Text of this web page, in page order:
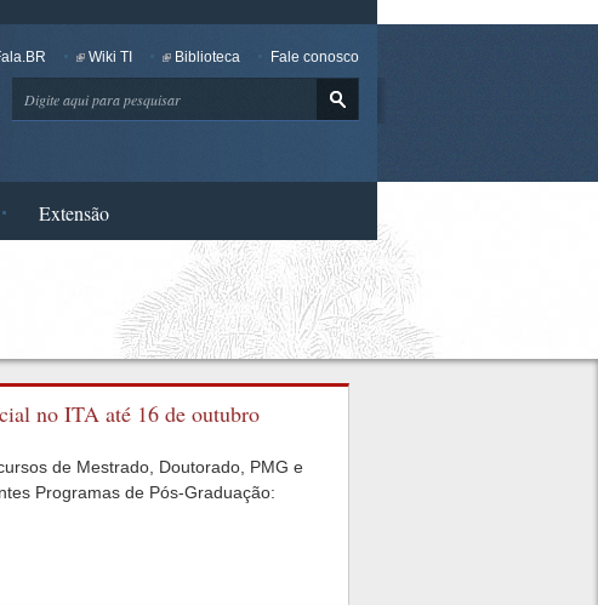
Fale conosco
Biblioteca
Wiki TI
Extensão
no ITA até 16 de outubro
de Mestrado, Doutorado, PMG e
Programas de Pós-Graduação: